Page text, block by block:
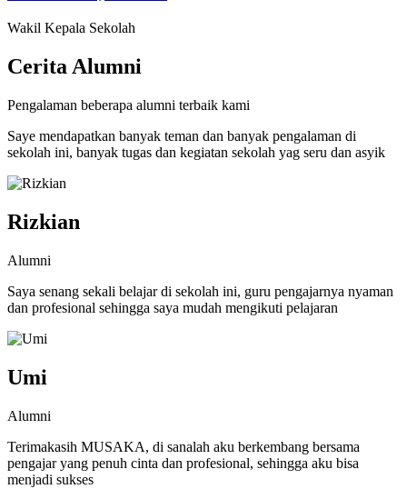
Wakil Kepala Sekolah
CeritaAlumni
Pengalaman beberapa alumni terbaik kami
Saye mendapatkan banyak teman dan banyak pengalaman di
sekolah ini, banyak tugas dan kegiatan sekolah yag seru dan asyik
Rizkian
Alumni
Saya senang sekali belajar di sekolah ini, guru pengajarnya nyaman
dan profesional sehingga saya mudah mengikuti pelajaran
Umi
Alumni
Terimakasih MUSAKA, di sanalah aku berkembang bersama
pengajar yang penuh cinta dan profesional, sehingga aku bisa
menjadi sukses